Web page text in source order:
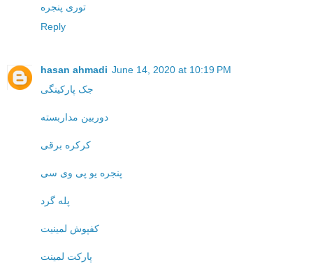
توری پنجره
Reply
hasan ahmadi June 14, 2020 at 10:19 PM
جک پارکینگی
دوربین مداربسته
کرکره برقی
پنجره یو پی وی سی
پله گرد
کفپوش لمینیت
پارکت لمینت